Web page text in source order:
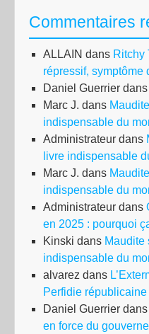
Commentaires
ALLAIN dans Ritchy
répressif, symptôme
Daniel Guerrier dans
Marc J. dans
indispensable du
Administrateur dans
livre indispensable
Marc J. dans
indispensable du
Administrateur dans
en 2025 : pourquoi
Kinski dans Maudite
indispensable du
alvarez dans
Perfidie républicaine
Daniel Guerrier dans
en force du